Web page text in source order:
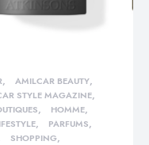
AMILCAR BEAUTY
STYLE MAGAZINE
HOMME
PARFUMS
SHOPPING